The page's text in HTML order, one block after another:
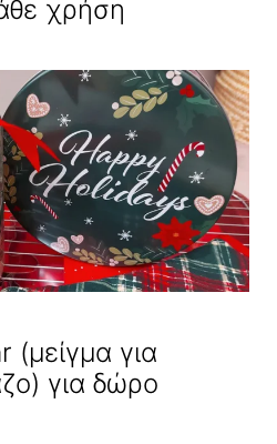
χρήση
για
για δώρο